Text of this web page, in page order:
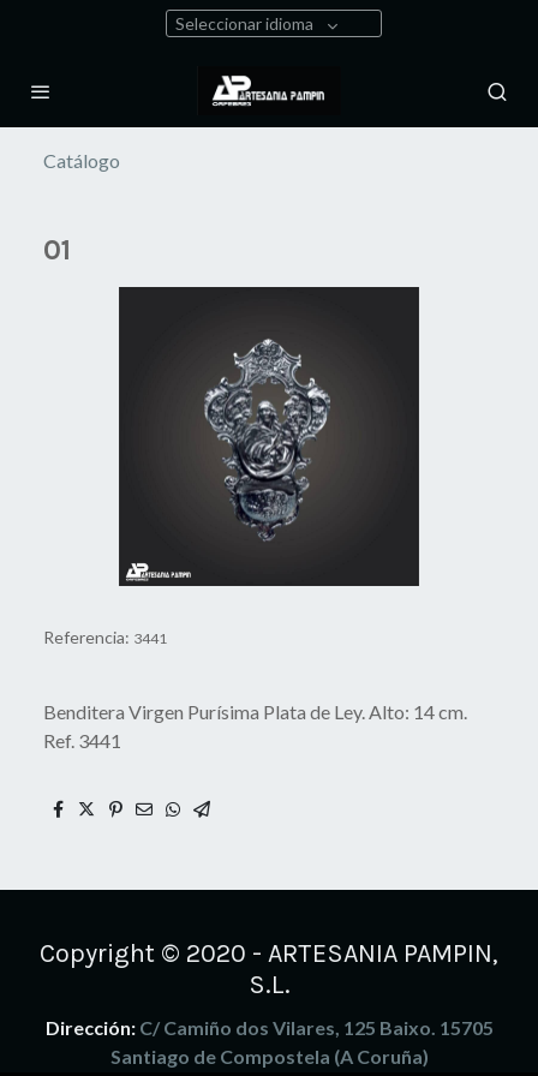
Seleccionar idioma
Catálogo
01
Referencia: 3441
Benditera Virgen Purísima Plata de Ley. Alto: 14 cm.
Ref. 3441
Copyright © 2020 - ARTESANIA PAMPIN,
S.L.
Dirección: C/ Camiño dos Vilares, 125 Baixo. 15705
Santiago de Compostela (A Coruña)